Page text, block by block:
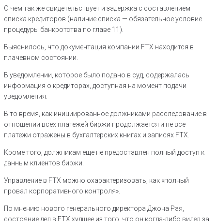
О чем так же свидетельствует и задержка с составлением
списка кредиторов (наличие списка — обязательное условие
процедуры банкротства по главе 11).
Выяснилось, что документация компании FTX находится в
плачевном состоянии.
В уведомлении, которое было подано в суд, содержалась
информация о кредиторах, доступная на момент подачи
уведомления.
В то время, как инициированное должниками расследование в
отношении всех платежей биржи продолжается и не все
платежи отражены в бухгалтерских книгах и записях FTX.
Кроме того, должникам еще не предоставлен полный доступ к
данным клиентов биржи.
Управление в FTX можно охарактеризовать, как «полный
провал корпоративного контроля».
По мнению нового генерального директора Джона Рэя,
состояние дел в FTX худшее из того, что он когда-либо видел за